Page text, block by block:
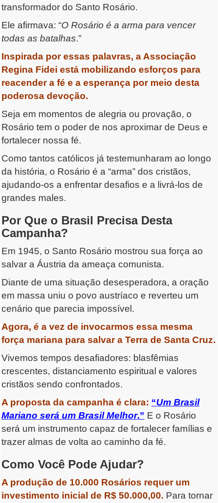
transformador do Santo Rosário.
Ele afirmava: “O Rosário é a arma para vencer
todas as batalhas.”
Inspirada por essas palavras, a Associação
Regina Fidei está mobilizando esforços para
reacender a fé e a esperança por meio desta
poderosa devoção.
Seja em momentos de alegria ou provação, o
Rosário tem o poder de nos aproximar de Deus e
fortalecer nossa fé.
Como tantos católicos já testemunharam ao longo
da história, o Rosário é a “arma” dos cristãos,
ajudando-os a enfrentar desafios e a livrá-los de
grandes males.
Por Que o Brasil Precisa Desta
Campanha?
Em 1945, o Santo Rosário mostrou sua força ao
salvar a Áustria da ameaça comunista.
Diante de uma situação desesperadora, a oração
em massa uniu o povo austríaco e reverteu um
cenário que parecia impossível.
Agora, é a vez de invocarmos essa mesma
força mariana para salvar a Terra de Santa Cruz.
Vivemos tempos desafiadores: blasfêmias
crescentes, distanciamento espiritual e valores
cristãos sendo confrontados.
A proposta da campanha é clara: “Um Brasil
Mariano será um Brasil Melhor.” E o Rosário
será um instrumento capaz de fortalecer famílias e
trazer almas de volta ao caminho da fé.
Como Você Pode Ajudar?
A produção de 10.000 Rosários requer um
investimento inicial de R$ 50.000,00. Para tornar